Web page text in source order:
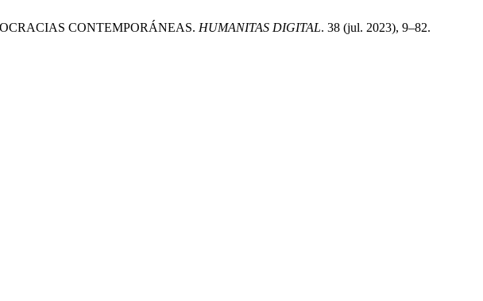
CONTEMPORÁNEAS. HUMANITAS DIGITAL. 38 (jul. 2023), 9–82.